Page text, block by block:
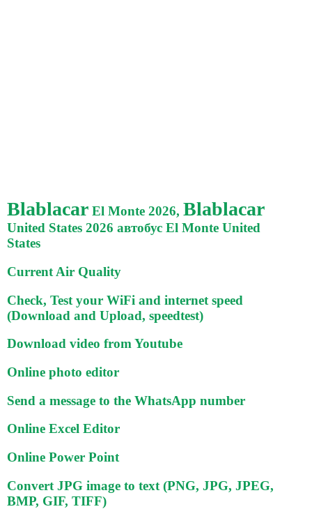
Blablacar El Monte 2026, Blablacar
United States 2026 автобус El Monte United
States
Current Air Quality
Check, Test your WiFi and internet speed
(Download and Upload, speedtest)
Download video from Youtube
Online photo editor
Send a message to the WhatsApp number
Online Excel Editor
Online Power Point
Convert JPG image to text (PNG, JPG, JPEG,
BMP, GIF, TIFF)